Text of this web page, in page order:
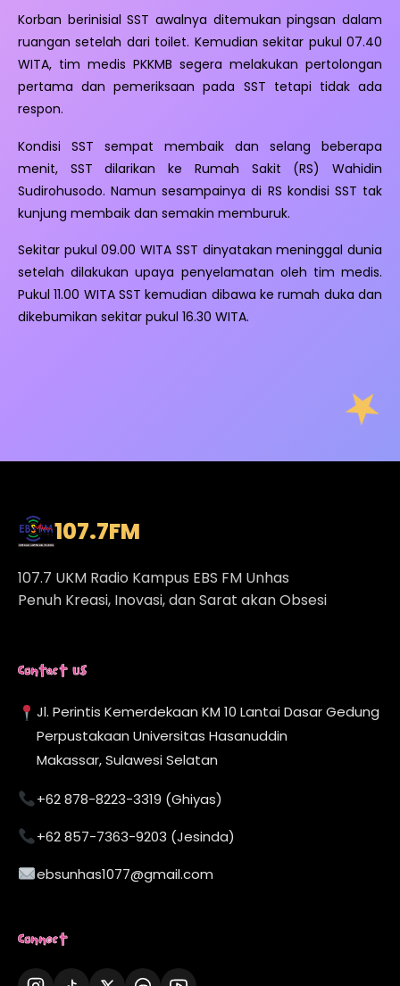
Korban berinisial SST awalnya ditemukan pingsan dalam
ruangan setelah dari toilet. Kemudian sekitar pukul 07.40
WITA, tim medis PKKMB segera melakukan pertolongan
pertama dan pemeriksaan pada SST tetapi tidak ada
respon.
Kondisi SST sempat membaik dan selang beberapa
menit, SST dilarikan ke Rumah Sakit (RS) Wahidin
Sudirohusodo. Namun sesampainya di RS kondisi SST tak
kunjung membaik dan semakin memburuk.
Sekitar pukul 09.00 WITA SST dinyatakan meninggal dunia
setelah dilakukan upaya penyelamatan oleh tim medis.
Pukul 11.00 WITA SST kemudian dibawa ke rumah duka dan
dikebumikan sekitar pukul 16.30 WITA.
107.7FM
107.7 UKM Radio Kampus EBS FM Unhas
Penuh Kreasi, Inovasi, dan Sarat akan Obsesi
Contact Us
Jl. Perintis Kemerdekaan KM 10 Lantai Dasar Gedung
Perpustakaan Universitas Hasanuddin
Makassar, Sulawesi Selatan
+62 878-8223-3319 (Ghiyas)
+62 857-7363-9203 (Jesinda)
ebsunhas1077@gmail.com
Connect